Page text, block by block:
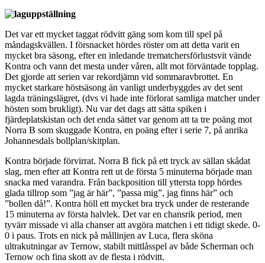
Det var ett mycket taggat rödvitt gäng som kom till spel på
måndagskvällen. I försnacket hördes röster om att detta varit en
mycket bra säsong, efter en inledande trematchersförlustsvit vände
Kontra och vann det mesta under våren, allt mot förväntade topplag.
Det gjorde att serien var rekordjämn vid sommaravbrottet. En
mycket starkare höstsäsong än vanligt underbyggdes av det sent
lagda träningslägret, (dvs vi hade inte förlorat samliga matcher under
hösten som brukligt). Nu var det dags att sätta spiken i
fjärdeplatskistan och det enda sättet var genom att ta tre poäng mot
Norra B som skuggade Kontra, en poäng efter i serie 7, på anrika
Johannesdals bollplan/skitplan.
Kontra började förvirrat. Norra B fick på ett tryck av sällan skådat
slag, men efter att Kontra rett ut de första 5 minuterna började man
snacka med varandra. Från backposition till yttersta topp hördes
glada tillrop som ”jag är här”, ”passa mig”, jag finns här” och
”bollen då!”. Kontra höll ett mycket bra tryck under de resterande
15 minuterna av första halvlek. Det var en chansrik period, men
tyvärr missade vi alla chanser att avgöra matchen i ett tidigt skede. 0-
0 i paus. Trots en nick på mållinjen av Luca, flera sköna
ultrakutningar av Ternow, stabilt mittlåsspel av både Scherman och
Ternow och fina skott av de flesta i rödvitt.